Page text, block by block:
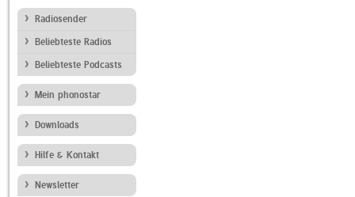
Radiosender
Beliebteste Radios
Beliebteste Podcasts
Mein phonostar
Downloads
Hilfe & Kontakt
Newsletter